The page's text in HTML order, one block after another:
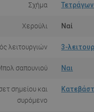
Σχήμα
Χερούλι Ναί
λειτουργιών 3-
σαπουνιού Ναι
σημείου και
συρόμενο